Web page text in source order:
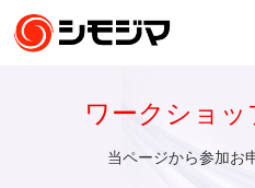
ワークショ
当ページから参加お